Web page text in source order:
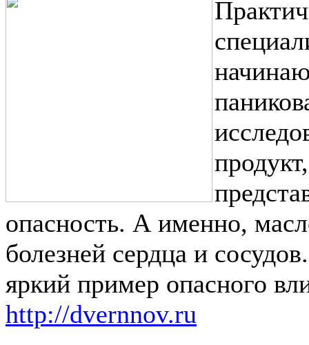
опасность. А именно,
болезней сердца и
яркий пример опасного
http://dvernnov.ru